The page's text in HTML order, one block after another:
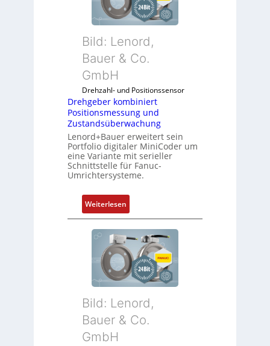
Bild: Lenord,
Bauer & Co.
GmbH
Drehzahl- und Positionssensor
Drehgeber kombiniert
Positionsmessung und
Zustandsüberwachung
Lenord+Bauer erweitert sein
Portfolio digitaler MiniCoder um
eine Variante mit serieller
Schnittstelle für Fanuc-
Umrichtersysteme.
Weiterlesen:
D
r
e
h
g
e
e
Bild: Lenord,
Bauer & Co.
GmbH